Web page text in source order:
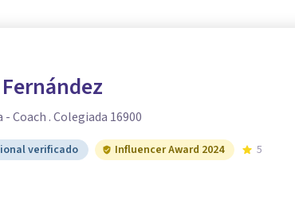
Coach . Colegiada 16900
verificado Influencer Award 2024 5